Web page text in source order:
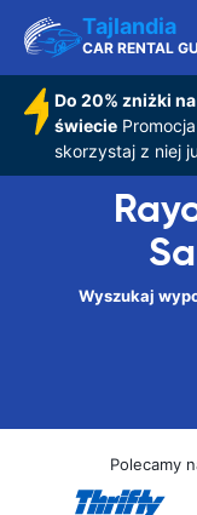
Tajlandia
CAR RENTAL
Do 20% zniżki
świecie
skorzystaj z niej
Wyszukaj
Polecamy